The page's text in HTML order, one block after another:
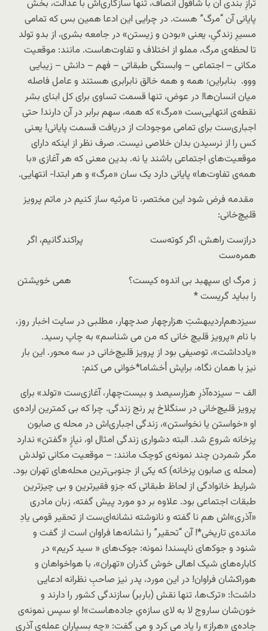
ترازِ بندی آن با شاقول انصاف، تنها سازگاری‌اش با عدالت، بخش
پایانی آن “مرگ” هست. در چرایی این ادعا همین بس که تمامی
مسیرِ زندگیِ، یعنی «بودن و زیستن» در جامعه بشری، از بدو تولد
تا لحظه‌ی مرگ، مملو از اختلاف و تفاوت‌هاست. مانند: موقعیت
مکانی – اجتماعی – وابستگی طبقاتی – فهم – دانش – زیبایی
ووو. بنابراین؛ همه و همه خالق نابرابری هستند و عامل فاصله
میان انسان‌ها! در عوض، تنها قسمت تساوی برای کل ابنای بشر
نقطه‌ی انتهایی‌ست «مرگ» که همه، سهم برابر در آن دارند! حتی
اجباری‌ست برای تمامی موجودات از دریافت قسمت پایانی! یعنی
کس را از نرسیدن بدان خلاصی نیست. صرف نظر از اینکه دارای
موقعیت‌های اجتماعی باشند یا نه. بدین معنی که هر آغازی «با
همه‌ی تفاوت‌ها» پایانی دارد یک سان «مرگ» و هر ابتدا- انتهایی.
مقدمه فرض شود این مختصر، تا مرثیه ساز کنیم در ماتم پرویز
قلیچ‌خانی:
درازست راهش، اگر کوته‌ست پراکندگانیم، اگر
همره‌ست
ز مرگ ای سپهبد بی اندوه کیست؟ همی خویشتن
را بباید گریست *
سیزدهم‌اردیبهشتِ هزارچهار صد‌چهار، مطلبی در سایت اخبار روز،
با نام «پرویز قلیچ خانی که من می شناسم» به چاپ رسید.
«یادداشت»، توصیفی بود از پرویز قلیچ‌خانی در سه محور. این بار
نیز با همان نگاه، برایش اُخشاما*خوانی می کنم:
الف – سیزده‌آذرِ هزارسیصد و بیست‌چهار، آغازی‌ست «تولد» برای
پرویز قلیچ‌خانی در سنگلاخ پر رنج زندگی. چرا که بی کمترین اراده‌ی
او «خواستن یا نخواستن»، زندگی اجباری‌اش در محله ی صابون
پزخانه شروع شد. البته دشواری زندگی امثال او، نیازِِ «گفتن» ندارد
مگر شمردن چند نمونه‌ی کوچک مانند: – موقعیت مکانی تولدش
(محله ی صابون پزخانه) که یکی از جنوبی‌ترین محله‌های تهران بود.
شرایط خانوادگی از لحاظ طبقاتی که جزو فقیرترین و بی چیزترین
طبقات اجتماعی‌ بود. علاوه بر دو مورد پیش گفته، زبان مادری
«آذری»‌اش هم نا گفته و نانوشته نشانه‌ای‌ست از تحقیر قومی یادِ
مانده‌ی تاریخی*! آن “تحقیر” را نشانه‌ها فراوان است از گفت و
شنود و جوک‍‌های ناپسند! نمونه: جوک‌های « سید کریم» در
کاباره‌های شیک اهالی خوش گذران «تهران»، با هواخواهان و
هوراکشان فراوان! در این مورد، پدر نیز صاحبِ نظرانه ادعایی
داشت!: «ترک‌ها، تنها نقش (باربر) سازندگی کشور را دارند و
خون‌شان ساروج لا به لای سازه‌یِ جاده‌هاست»! او سپس نمونه‌ی
جاده‌ی «هراز» را یاد می کرد و می گفت: «چه بسیاران عمله‌یِ آذری